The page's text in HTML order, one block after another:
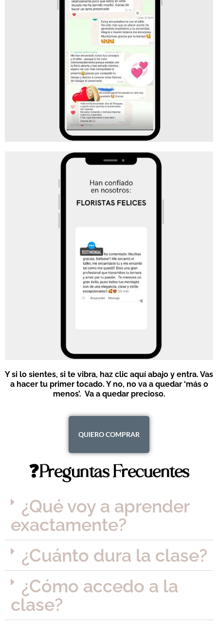
Y si lo sientes, si te vibra, haz clic aquí abajo y entra. Vas
a hacer tu primer tocado. Y no, no va a quedar ‘más o
menos’. Va a quedar precioso.
QUIERO COMPRAR
❓Preguntas Frecuentes
¿Qué voy a aprender
exactamente?
¿Cuánto dura la clase?
¿Cómo accedo a la
clase?